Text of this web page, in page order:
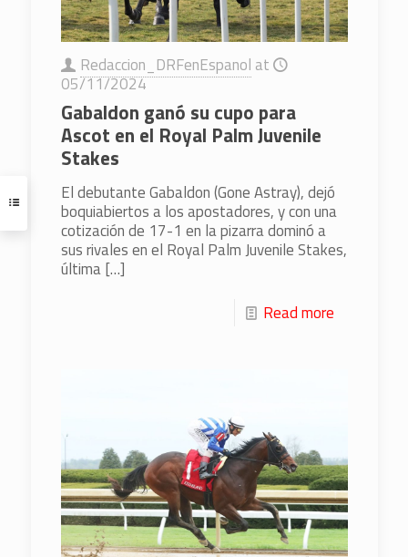
Redaccion_DRFenEspanol at
05/11/2024
Gabaldon ganó su cupo para
Ascot en el Royal Palm Juvenile
Stakes
El debutante Gabaldon (Gone Astray), dejó
boquiabiertos a los apostadores, y con una
cotización de 17-1 en la pizarra dominó a
sus rivales en el Royal Palm Juvenile Stakes,
última[…]
Read more